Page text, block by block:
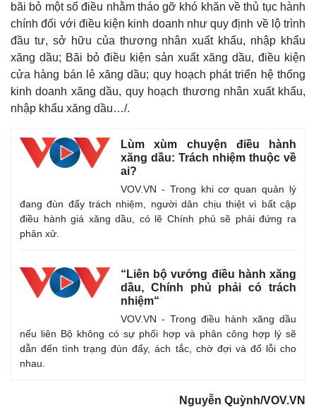
Kinh tế
Bất động sản
Khởi nghiệp
Thị trường
Giá vàng
Tiêu dùng
Tỷ giá
Chứng khoán
bãi bỏ một số điều nhằm tháo gỡ khó khăn về thủ tục hành
chính đối với điều kiện kinh doanh như quy định về lộ trình
đầu tư, sở hữu của thương nhân xuất khẩu, nhập khẩu
xăng dầu; Bãi bỏ điều kiện sản xuất xăng dầu, điều kiện
cửa hàng bán lẻ xăng dầu; quy hoạch phát triển hệ thống
kinh doanh xăng dầu, quy hoạch thương nhân xuất khẩu,
nhập khẩu xăng dầu…/.
Lùm xùm chuyện điều hành
xăng dầu: Trách nhiệm thuộc về
ai?
VOV.VN - Trong khi cơ quan quản lý
đang đùn đẩy trách nhiệm, người dân chịu thiệt vì bất cập
điều hành giá xăng dầu, có lẽ Chính phủ sẽ phải đứng ra
phân xử.
“Liên bộ vướng điều hành xăng
dầu, Chính phủ phải có trách
nhiệm“
VOV.VN - Trong điều hành xăng dầu
nếu liên Bộ không có sự phối hợp và phân công hợp lý sẽ
dẫn đến tình trạng đùn đẩy, ách tắc, chờ đợi và đổ lỗi cho
nhau.
Nguyễn Quỳnh/VOV.VN